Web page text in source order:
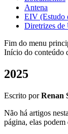
Antena
EIV (Estudo
Diretrizes de
Fim do menu
Início do conteúdo
2025
Escrito porRenan
Não há artigos
página, elas podem